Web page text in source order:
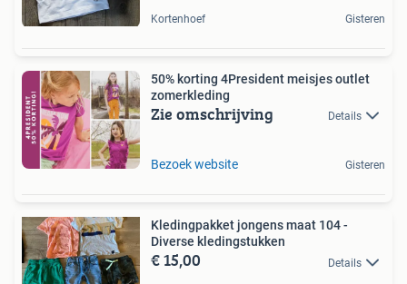
Kortenhoef Gisteren
50% korting 4President meisjes outlet
zomerkleding
Zie omschrijving Details
Bezoek website Gisteren
Kledingpakket jongens maat 104 -
Diverse kledingstukken
€ 15,00 Details